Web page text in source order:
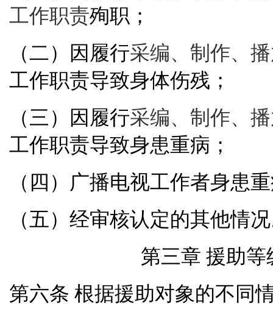
工作职责殉职；
（二）因履行采编、制作、
工作职责导致身体伤残；
（三）因履行采编、制作、
工作职责导致身患重病；
（四）广播电视工作者身患
（五）经审核认定的其他情
第三章 援助等
第六条 根据援助对象的不同